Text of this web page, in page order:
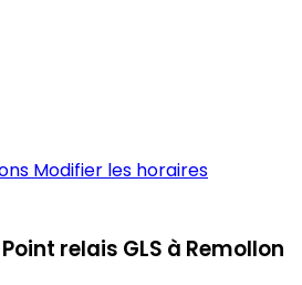
Modifier les horaires
Point relais GLS à Remollon